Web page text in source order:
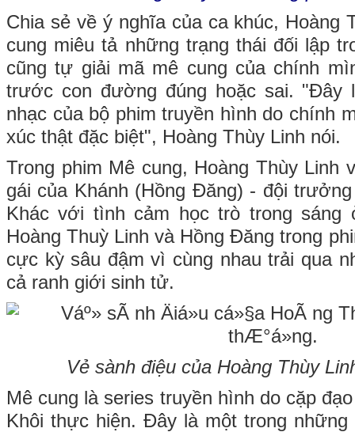
Chia sẻ về ý nghĩa của ca khúc, Hoàng
cung miêu tả những trạng thái đối lập
cũng tự giải mã mê cung của chính
trước con đường đúng hoặc sai. "Đây
nhạc của bộ phim truyền hình do chính
xúc thật đặc biệt", Hoàng Thùy Linh nói.
Trong phim Mê cung, Hoàng Thùy Linh
gái của Khánh (Hồng Đăng) - đội
Khác với tình cảm học trò trong sáng
Hoàng Thuỳ Linh và Hồng Đăng trong
cực kỳ sâu đậm vì cùng nhau trải qua
cả ranh giới sinh tử.
Vẻ sành điệu của Hoàng Thùy
Mê cung là series truyền hình do cặp
Khôi thực hiện. Đây là một trong